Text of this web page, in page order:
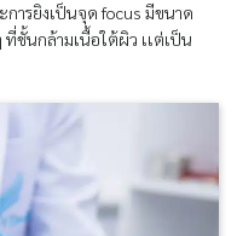
ารยิงเป็นจุด focus มีขนาด
ชั้นกล้ามเนื้อใต้ผิว เเต่เป็น